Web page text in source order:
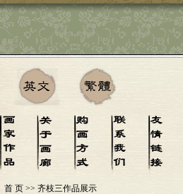
首 页>> 齐枝三作品展示